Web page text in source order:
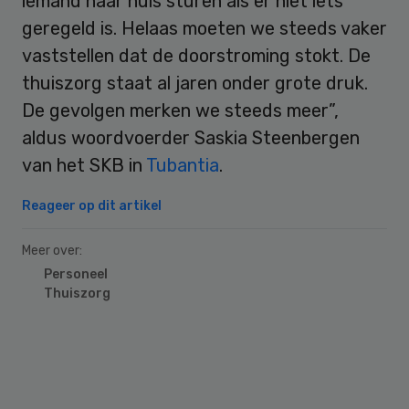
geregeld is. Helaas moeten we steeds vaker
vaststellen dat de doorstroming stokt. De
thuiszorg staat al jaren onder grote druk.
De gevolgen merken we steeds meer”,
aldus woordvoerder Saskia Steenbergen
van het SKB in Tubantia.
Reageer op dit artikel
Meer over:
Personeel
Thuiszorg